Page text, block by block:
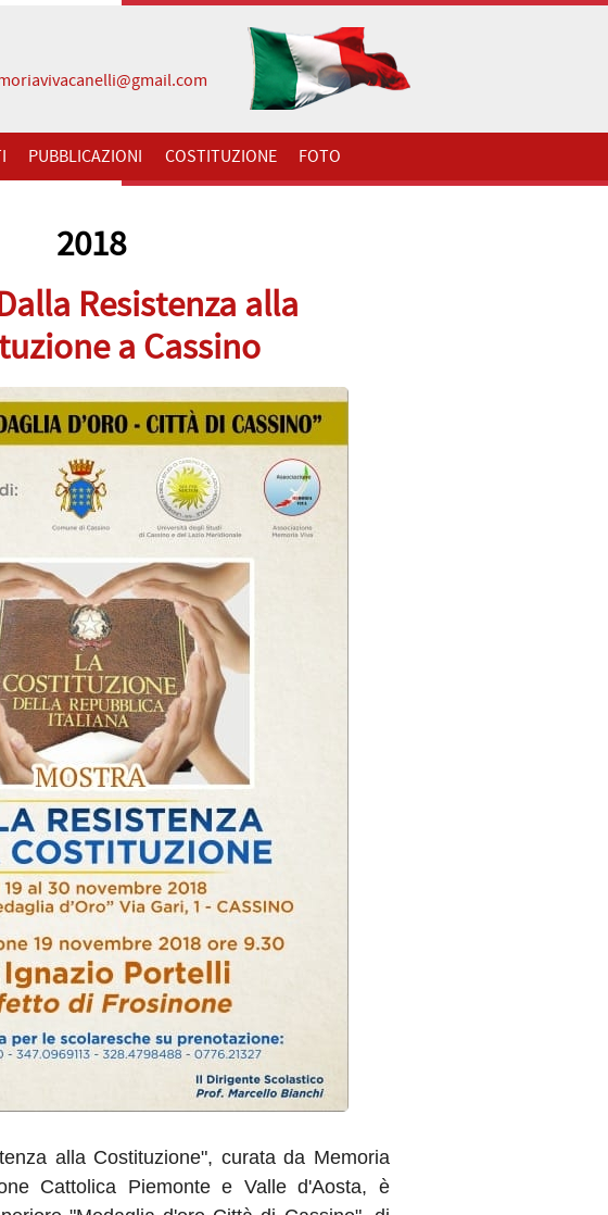
PUBBLICAZIONI COSTITUZIONE FOTO
2018
Resistenza alla
a Cassino
alla Costituzione", curata da Memoria
Cattolica Piemonte e Valle d'Aosta, è